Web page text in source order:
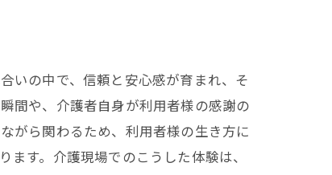
いの中で、信頼と安心感が育まれ、そ
間や、介護者自身が利用者様の感謝の
がら関わるため、利用者様の生き方に
す。介護現場でのこうした体験は、